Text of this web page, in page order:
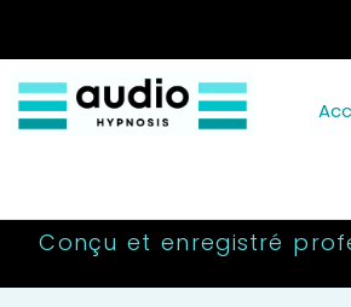
Conçu et enregistré